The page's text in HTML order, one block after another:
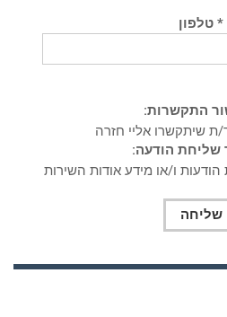
* טלפון
התקשרות:
שיתקשרו אליי חזרה
הודעה:
ו/או מידע אודות השירות